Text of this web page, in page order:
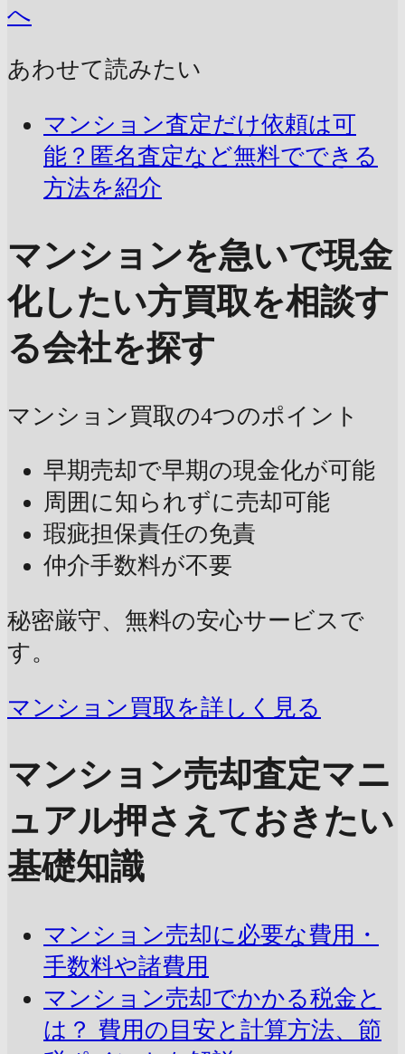
へ
あわせて読みたい
マンション査定だけ依頼は可
能？匿名査定など無料でできる
方法を紹介
マンションを急いで現金
化したい方買取を相談す
る会社を探す
マンション買取の4つのポイント
早期売却で早期の現金化が可能
周囲に知られずに売却可能
瑕疵担保責任の免責
仲介手数料が不要
秘密厳守、無料の安心サービスで
す。
マンション買取を詳しく見る
マンション売却査定マニ
ュアル押さえておきたい
基礎知識
マンション売却に必要な費用・
手数料や諸費用
マンション売却でかかる税金と
は？ 費用の目安と計算方法、節